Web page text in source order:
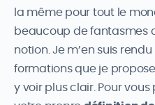
la même pour tout le
beaucoup de fantasmes
notion. Je m’en suis
formations que je
y voir plus clair. Pour